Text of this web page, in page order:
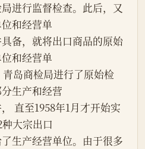
进行监督检查。此后，又
和经营单
备，就将出口商品的原始
和经营单
岛商检局进行了原始检
生产和经营
直至1958年1月才开始实
大宗出口
生产经营单位。由于很多